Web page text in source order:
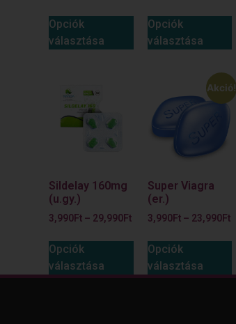
Opciók
választása
Opciók
választása
Sildelay 160mg
(u.gy.)
3,990Ft – 29,990Ft
Opciók
választása
Akció!
Super Viagra
(er.)
3,990Ft– 23,990Ft
Opciók
választása